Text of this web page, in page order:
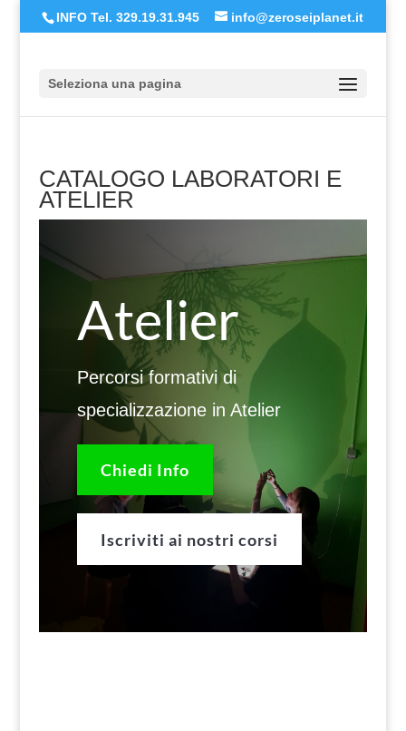
INFO Tel. 329.19.31.945 info@zeroseiplanet.it
Seleziona una pagina
CATALOGO LABORATORI E
ATELIER
Atelier
Percorsi formativi di
specializzazione in Atelier
Chiedi Info
Iscriviti ai nostri corsi